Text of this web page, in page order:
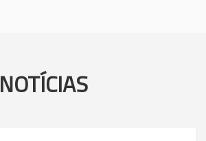
NOTÍCIAS